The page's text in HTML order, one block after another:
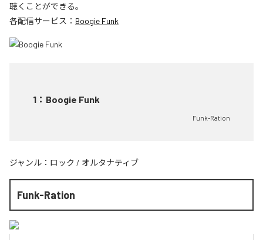
聴くことができる。
各配信サービス： Boogie Funk
1 ： Boogie Funk
Funk-Ration
ジャンル： ロック / オルタナティブ
Funk-Ration